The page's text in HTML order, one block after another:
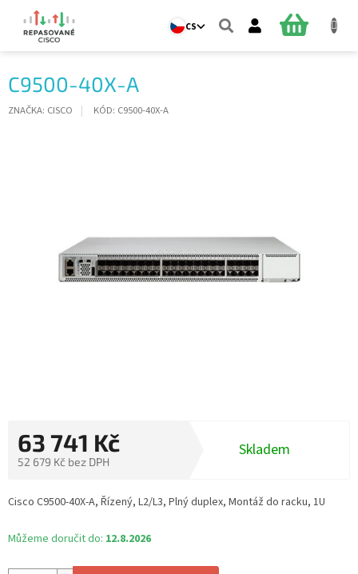
obsah
CS
NÁKUPNÍ
C9500-40X-A
ZNAČKA: CISCO KÓD: C9500-40X-A
63 741 Kč
52 679 Kč bez DPH
cena:
Skladem
Můžeme doručit do: 12.8.2026
Cisco C9500-40X-A, Řízený, L2/L3, Plný duplex, Montáž do racku, 1U